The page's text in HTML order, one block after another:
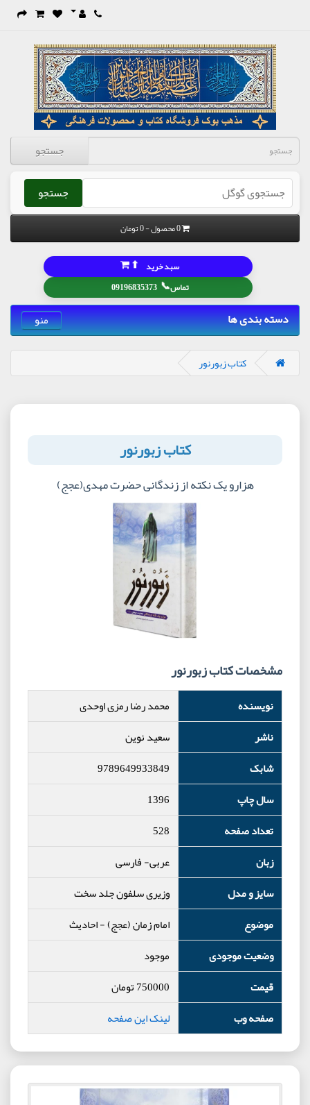
جستجو
جستجو
0 محصول - 0 تومان
تماس📞
09196835373
سبد خرید ⬆
دسته بندی ها منو
کتاب زبورنور
کتاب زبورنور
هزارو یک نکته از زندگانی حضرت مهدی(عجج)
مشخصات کتاب زبورنور
نویسنده
محمد رضا رمزی اوحدی
ناشر
سعید نوین
شابک
9789649933849
سال چاپ
1396
تعداد صفحه
528
زبان
عربی- فارسی
سایز و مدل
وزیری سلفون جلد سخت
موضوع
امام زمان (عجج)-احادیث
وضعیت موجودی
موجود
قیمت
750000تومان
صفحه وب
لینک این صفحه